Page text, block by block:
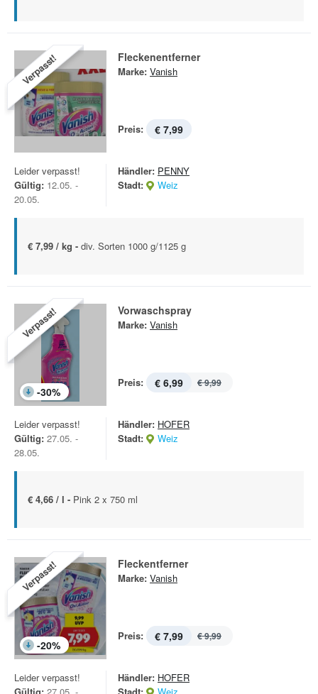
Verpasst! Fleckenentferner
Marke: Vanish
Preis: € 7,99
Leider verpasst!
Gültig: 12.05. -
20.05.
Händler: PENNY
Stadt:
Weiz
€ 7,99 / kg - div. Sorten 1000 g/1125 g
Verpasst!
-30%
Vorwaschspray
Marke: Vanish
Preis: € 6,99 € 9,99
Leider verpasst!
Gültig: 27.05. -
28.05.
Händler: HOFER
Stadt:
Weiz
€ 4,66 / l - Pink 2 x 750 ml
Verpasst!
-20%
Fleckentferner
Marke: Vanish
Preis: € 7,99 € 9,99
Leider verpasst!
Händler: HOFER